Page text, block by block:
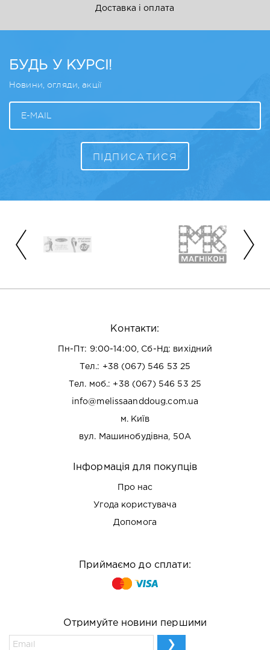
Доставка і оплата
БУДЬ У КУРСІ!
Новини, огляди, акції
Контакти:
Пн-Пт: 9:00-14:00, Сб-Нд: вихідний
Тел.: +38 (067) 546 53 25
Тел. моб.: +38 (067) 546 53 25
info@melissaanddoug.com.ua
м. Київ
вул. Машинобудівна, 50А
Інформація для покупців
Про нас
Угода користувача
Допомога
Приймаємо до сплати:
Отримуйте новини першими